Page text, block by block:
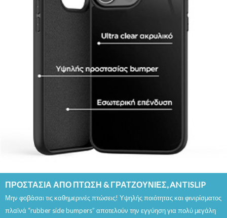
ΠΡΟΣΤΑΣΙΑ ΑΠΟ ΠΤΩΣΗ & ΓΡΑΤΖΟΥΝΙΕΣ, ANTISLIP
Μην φοβάσαι τις καθημερινές πτώσεις! Υψηλής ποιότητας και φινιρίσματος
πλαϊνά “rubber side bumpers” αποτελούν την εγγύηση για πολύ μεγάλη